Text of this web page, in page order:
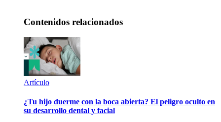
Contenidos relacionados
Artículo
¿Tu hijo duerme con la boca abierta? El peligro oculto en
su desarrollo dental y facial